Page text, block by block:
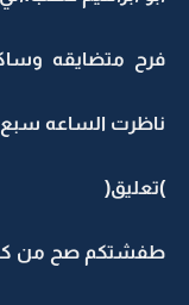
فرح متضايقه
ناظرت الساعه
)تعليق(
طفشتكم صح من